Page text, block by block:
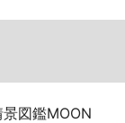
図鑑MOON